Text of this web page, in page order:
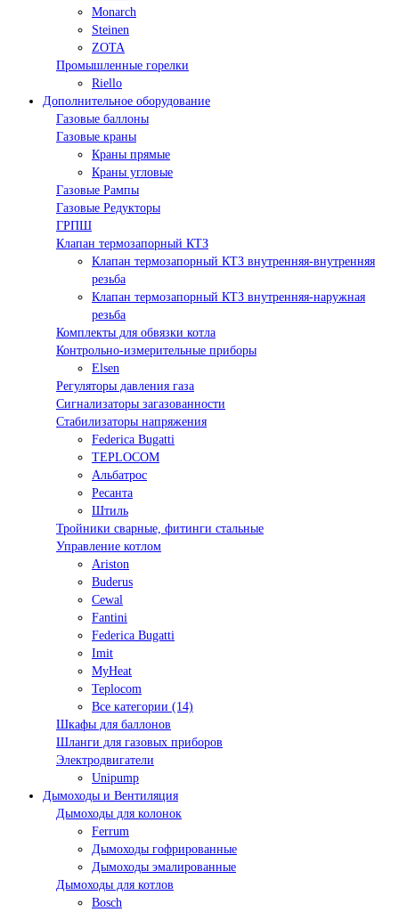
Monarch
Steinen
ZOTA
Промышленные горелки
Riello
Дополнительное оборудование
Газовые баллоны
Газовые краны
Краны прямые
Краны угловые
Газовые Рампы
Газовые Редукторы
ГРПШ
Клапан термозапорный КТЗ
Клапан термозапорный КТЗ внутренняя-внутренняя
резьба
Клапан термозапорный КТЗ внутренняя-наружная
резьба
Комплекты для обвязки котла
Контрольно-измерительные приборы
Elsen
Регуляторы давления газа
Сигнализаторы загазованности
Стабилизаторы напряжения
Federica Bugatti
TEPLOCOM
Альбатрос
Ресанта
Штиль
Тройники сварные, фитинги стальные
Управление котлом
Ariston
Buderus
Cewal
Fantini
Federica Bugatti
Imit
MyHeat
Teplocom
Все категории (14)
Шкафы для баллонов
Шланги для газовых приборов
Электродвигатели
Unipump
Дымоходы и Вентиляция
Дымоходы для колонок
Ferrum
Дымоходы гофрированные
Дымоходы эмалированные
Дымоходы для котлов
Bosch